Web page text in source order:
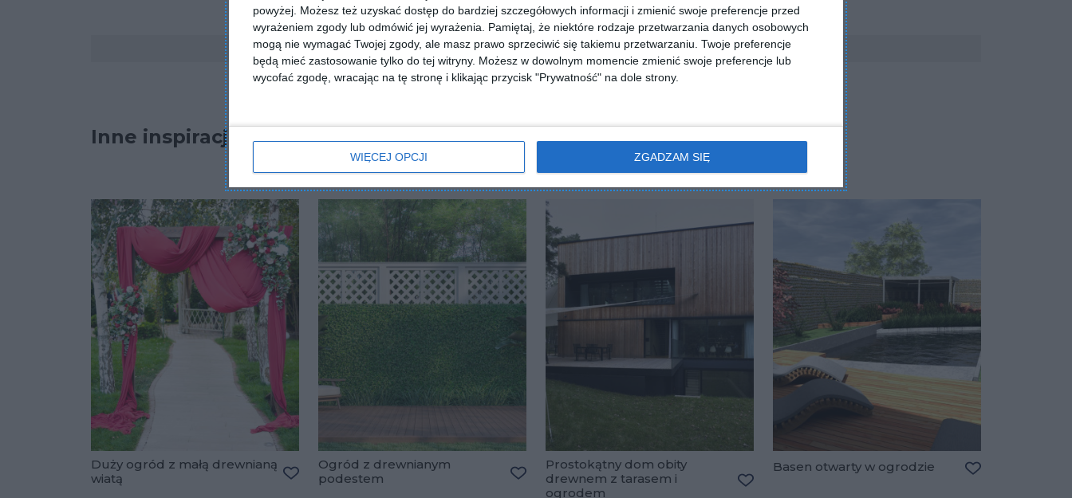
powyżej. Możesz też uzyskać dostęp do bardziej szczegółowych informacji i zmienić swoje preferencje przed
wyrażeniem zgody lub odmówić jej wyrażenia.
Pamiętaj, że niektóre rodzaje przetwarzania danych osobowych
mogą nie wymagać Twojej zgody, ale masz prawo sprzeciwić się takiemu przetwarzaniu. Twoje preferencje
będą mieć zastosowanie tylko do tej witryny. Możesz w dowolnym momencie zmienić swoje preferencje lub
wycofać zgodę, wracając na tę stronę i klikając przycisk "Prywatność" na dole strony.
WIĘCEJ OPCJI ZGADZAM SIĘ
ZADAJ PYTANIE
Inne inspiracje
Duży ogród z małą drewnianą
wiatą
Dodaj do ulubionych
Ogród z drewnianym
podestem
Dodaj do ulubionych
Prostokątny dom obity
drewnem z tarasem i
ogrodem
Basen otwarty w ogrodzie